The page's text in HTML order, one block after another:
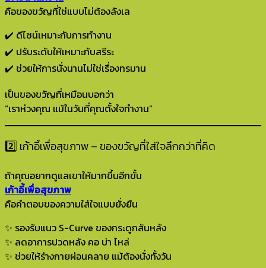
คือของขวัญที่ใช่แบบไม่ต้องลังเล
✔️ ดีไซน์เหมาะกับการทำงาน
✔️ ปรับระดับให้เหมาะกับสรีระ
✔️ ช่วยให้การนั่งนานไม่ใช่เรื่องทรมาน
เป็นของขวัญที่เหมือนบอกว่า
“เราห่วงคุณ แม้ในวันที่คุณตั้งใจทำงาน”
2️⃣ เก้าอี้เพื่อสุขภาพ – ของขวัญที่ใส่ใจลึกกว่าที่คิด
ถ้าคุณอยากดูแลเขาให้มากขึ้นอีกขั้น
เก้าอี้เพื่อสุขภาพ
คือคำตอบของความใส่ใจแบบยั่งยืน
✨ รองรับแนว S-Curve ของกระดูกสันหลัง
✨ ลดอาการปวดหลัง คอ บ่า ไหล่
✨ ช่วยให้ร่างกายผ่อนคลาย แม้ต้องนั่งทั้งวัน